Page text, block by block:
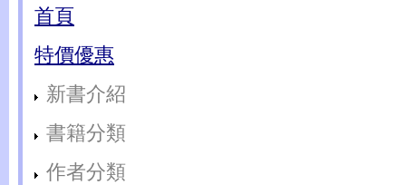
首頁
特價優惠
新書介紹
書籍分類
作者分類